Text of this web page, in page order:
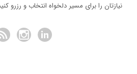
نیازتان را برای مسیر دلخواه انتخاب و رزرو